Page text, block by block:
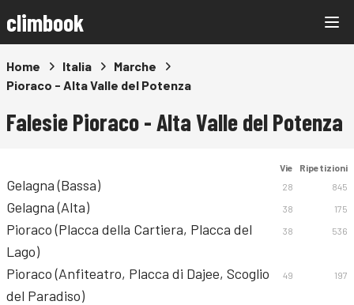
climbook
Home Italia
Marche
Pioraco - Alta Valle del Potenza
Falesie Pioraco - Alta Valle del Potenza
Vie Ripetizioni
Gelagna (Bassa) 28 845
Gelagna (Alta) 38 175
Pioraco (Placca della Cartiera, Placca del
Lago)
38 536
Pioraco (Anfiteatro, Placca di Dajee, Scoglio
del Paradiso)
49 197